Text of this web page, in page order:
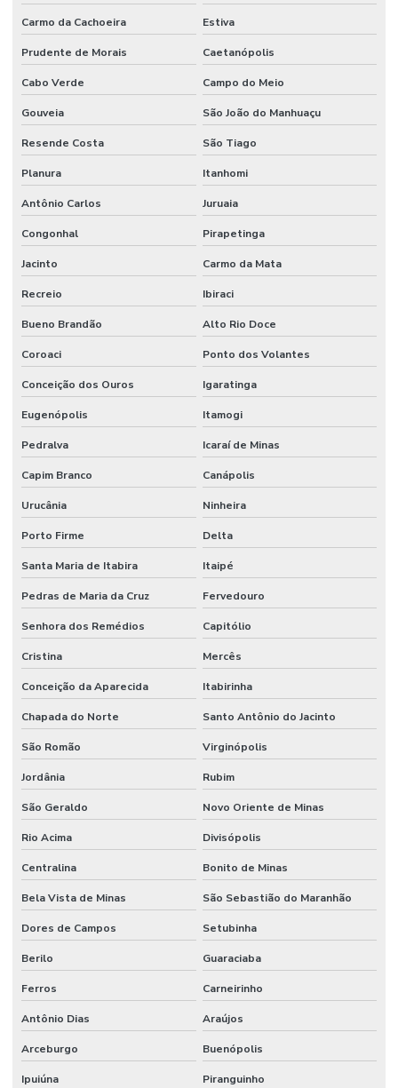
Carmo da Cachoeira Estiva
Prudente de Morais Caetanópolis
Cabo Verde Campo do Meio
Gouveia São João do Manhuaçu
Resende Costa São Tiago
Planura Itanhomi
Antônio Carlos Juruaia
Congonhal Pirapetinga
Jacinto Carmo da Mata
Recreio Ibiraci
Bueno Brandão Alto Rio Doce
Coroaci Ponto dos Volantes
Conceição dos Ouros Igaratinga
Eugenópolis Itamogi
Pedralva Icaraí de Minas
Capim Branco Canápolis
Urucânia Ninheira
Porto Firme Delta
Santa Maria de Itabira Itaipé
Pedras de Maria da Cruz Fervedouro
Senhora dos Remédios Capitólio
Cristina Mercês
Conceição da Aparecida Itabirinha
Chapada do Norte Santo Antônio do Jacinto
São Romão Virginópolis
Jordânia Rubim
São Geraldo Novo Oriente de Minas
Rio Acima Divisópolis
Centralina Bonito de Minas
Bela Vista de Minas São Sebastião do Maranhão
Dores de Campos Setubinha
Berilo Guaraciaba
Ferros Carneirinho
Antônio Dias Araújos
Arceburgo Buenópolis
Ipuiúna Piranguinho